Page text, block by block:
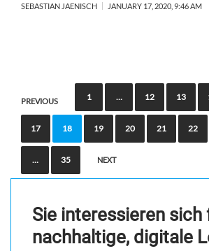
SEBASTIAN JAENISCH JANUARY 17, 2020, 9:46 AM
P
o
s
s
PREVIOUS 1 … 12 13
17 18 19 20 21 22
… 35 NEXT
Sie interessieren sich
nachhaltige, digitale